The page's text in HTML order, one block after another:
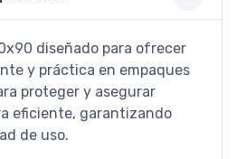
diseñado para ofrecer
y práctica en empaques
proteger y asegurar
eficiente, garantizando
de uso.